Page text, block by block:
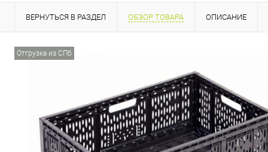
ВЕРНУТЬСЯ В РАЗДЕЛ ОБЗОР ТОВАРА ОПИСАНИЕ
Отгрузка из СПб